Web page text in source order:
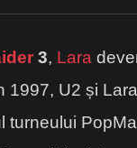
3, Lara
1997, U2 și
turneului